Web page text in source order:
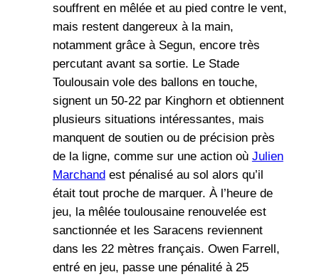
souffrent en mêlée et au pied contre le vent,
mais restent dangereux à la main,
notamment grâce à Segun, encore très
percutant avant sa sortie. Le Stade
Toulousain vole des ballons en touche,
signent un 50-22 par Kinghorn et obtiennent
plusieurs situations intéressantes, mais
manquent de soutien ou de précision près
de la ligne, comme sur une action où Julien
Marchandest pénalisé au sol alors qu’il
était tout proche de marquer. À l’heure de
jeu, la mêlée toulousaine renouvelée est
sanctionnée et les Saracens reviennent
dans les 22 mètres français. Owen Farrell,
entré en jeu, passe une pénalité à 25